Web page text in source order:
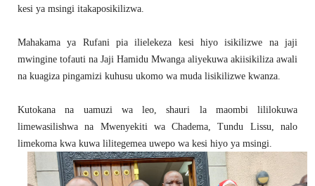
kesi ya msingi itakaposikilizwa.
Mahakama ya Rufani pia ilielekeza kesi hiyo isikilizwe na jaji
mwingine tofauti na Jaji Hamidu Mwanga aliyekuwa akiisikiliza awali
na kuagiza pingamizi kuhusu ukomo wa muda lisikilizwe kwanza.
Kutokana na uamuzi wa leo, shauri la maombi lililokuwa
limewasilishwa na Mwenyekiti wa Chadema, Tundu Lissu, nalo
limekoma kwa kuwa lilitegemea uwepo wa kesi hiyo ya msingi.